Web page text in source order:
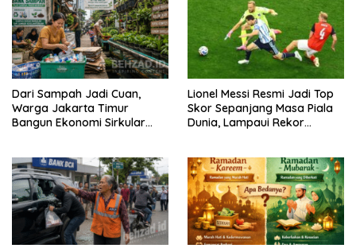
Dari Sampah Jadi Cuan,
Warga Jakarta Timur
Bangun Ekonomi Sirkular
Lionel Messi Resmi Jadi Top
Skor Sepanjang Masa Piala
Dunia, Lampaui Rekor